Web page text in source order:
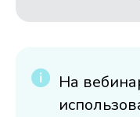
На